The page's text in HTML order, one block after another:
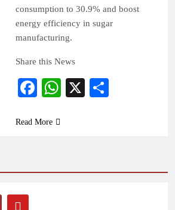
consumption to 30.9% and boost
energy efficiency in sugar
manufacturing.
Share this News
Facebook
WhatsApp
X
Read More